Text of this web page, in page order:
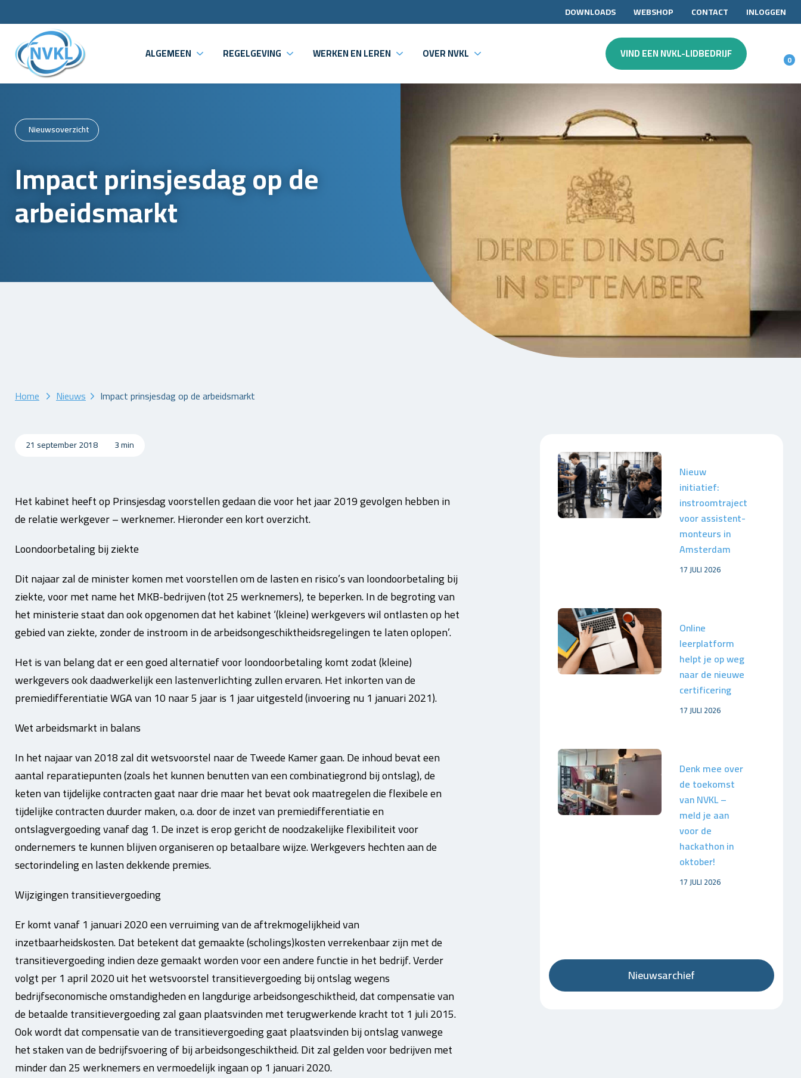
DOWNLOADS WEBSHOP CONTACT INLOGGEN
ALGEMEEN REGELGEVING WERKEN EN LEREN OVER NVKL VIND EEN NVKL-LIDBEDRIJF 0
Nieuwsoverzicht
Impact prinsjesdag op de
arbeidsmarkt
Home Nieuws Impact prinsjesdag op de arbeidsmarkt
21 september 2018 3 min
Het kabinet heeft op Prinsjesdag voorstellen gedaan die voor het jaar 2019 gevolgen hebben in
de relatie werkgever – werknemer. Hieronder een kort overzicht.
Loondoorbetaling bij ziekte
Dit najaar zal de minister komen met voorstellen om de lasten en risico’s van loondoorbetaling bij
ziekte, voor met name het MKB-bedrijven (tot 25 werknemers), te beperken. In de begroting van
het ministerie staat dan ook opgenomen dat het kabinet ‘(kleine) werkgevers wil ontlasten op het
gebied van ziekte, zonder de instroom in de arbeidsongeschiktheidsregelingen te laten oplopen’.
Het is van belang dat er een goed alternatief voor loondoorbetaling komt zodat (kleine)
werkgevers ook daadwerkelijk een lastenverlichting zullen ervaren. Het inkorten van de
premiedifferentiatie WGA van 10 naar 5 jaar is 1 jaar uitgesteld (invoering nu 1 januari 2021).
Wet arbeidsmarkt in balans
In het najaar van 2018 zal dit wetsvoorstel naar de Tweede Kamer gaan. De inhoud bevat een
aantal reparatiepunten (zoals het kunnen benutten van een combinatiegrond bij ontslag), de
keten van tijdelijke contracten gaat naar drie maar het bevat ook maatregelen die flexibele en
tijdelijke contracten duurder maken, o.a. door de inzet van premiedifferentiatie en
ontslagvergoeding vanaf dag 1. De inzet is erop gericht de noodzakelijke flexibiliteit voor
ondernemers te kunnen blijven organiseren op betaalbare wijze. Werkgevers hechten aan de
sectorindeling en lasten dekkende premies.
Wijzigingen transitievergoeding
Er komt vanaf 1 januari 2020 een verruiming van de aftrekmogelijkheid van
inzetbaarheidskosten. Dat betekent dat gemaakte (scholings)kosten verrekenbaar zijn met de
transitievergoeding indien deze gemaakt worden voor een andere functie in het bedrijf. Verder
volgt per 1 april 2020 uit het wetsvoorstel transitievergoeding bij ontslag wegens
bedrijfseconomische omstandigheden en langdurige arbeidsongeschiktheid, dat compensatie van
de betaalde transitievergoeding zal gaan plaatsvinden met terugwerkende kracht tot 1 juli 2015.
Ook wordt dat compensatie van de transitievergoeding gaat plaatsvinden bij ontslag vanwege
het staken van de bedrijfsvoering of bij arbeidsongeschiktheid. Dit zal gelden voor bedrijven met
minder dan 25 werknemers en vermoedelijk ingaan op 1 januari 2020.
Nieuw
initiatief:
instroomtraject
voor assistent-
monteurs in
Amsterdam
17 JULI 2026
Online
leerplatform
helpt je op weg
naar de nieuwe
certificering
17 JULI 2026
Denk mee over
de toekomst
van NVKL –
meld je aan
voor de
hackathon in
oktober!
17 JULI 2026
Nieuwsarchief